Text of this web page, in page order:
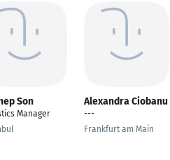
Son
Manager
Alexandra Ciobanu
---
Frankfurt am Main